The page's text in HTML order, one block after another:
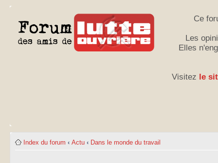
Ce
Les
Elles
Visitez le
Index du forum ‹ Actu ‹ Dans le monde du travail